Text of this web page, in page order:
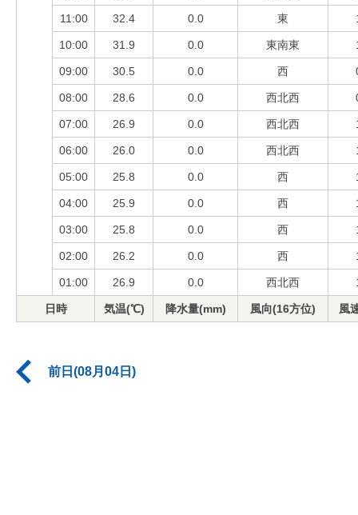
11:00 32.4 0.0 東
10:00 31.9 0.0 東南東
09:00 30.5 0.0 西
08:00 28.6 0.0 西北西
07:00 26.9 0.0 西北西
06:00 26.0 0.0 西北西
05:00 25.8 0.0 西
04:00 25.9 0.0 西
03:00 25.8 0.0 西
02:00 26.2 0.0 西
01:00 26.9 0.0 西北西
日時 気温(℃) 降水量(mm) 風向(16方位) 風
前日(08月04日)